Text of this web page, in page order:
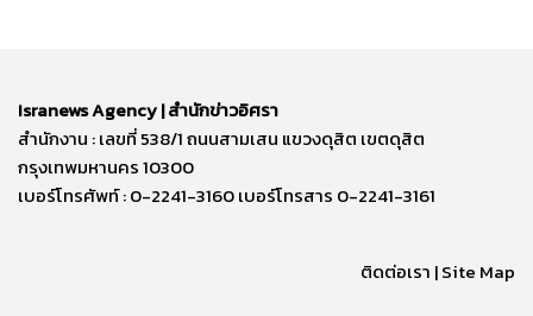
Isranews Agency | สำนักข่าวอิศรา
สำนักงาน : เลขที่ 538/1 ถนนสามเสน แขวงดุสิต เขตดุสิต
กรุงเทพมหานคร 10300
เบอร์โทรศัพท์ : 0-2241-3160 เบอร์โทรสาร 0-2241-3161
ติดต่อเรา | Site Map